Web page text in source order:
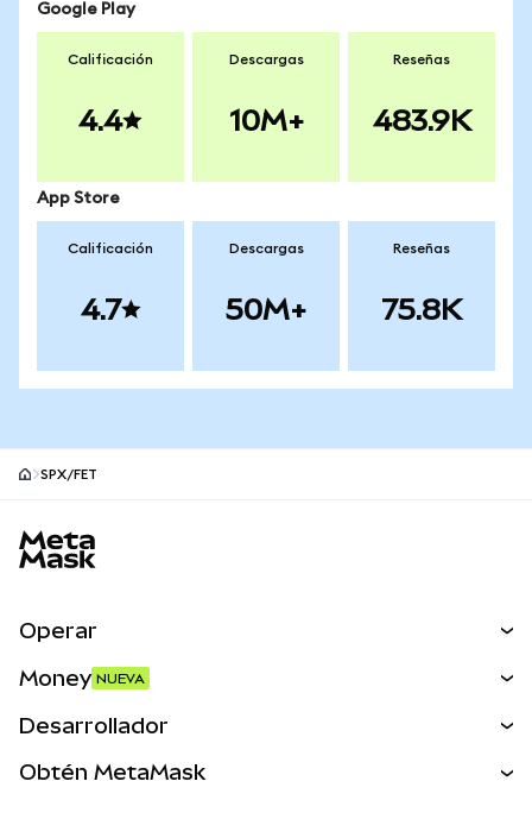
Google Play
Calificación
4.4
Descargas
10M+
Reseñas
483.9K
App Store
Calificación
4.7
Descargas
50M+
Reseñas
75.8K
SPX/FET
Operar
Activos del mundo real
Money NUEVA
Desarrollador
Obtén MetaMask